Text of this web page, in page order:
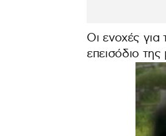
Οι ενοχές
επεισόδιο